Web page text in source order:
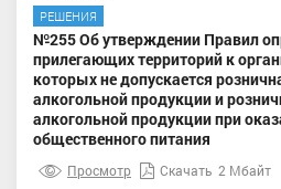
РЕШЕНИЯ
№255 Об утверждении Правил
прилегающих территорий к
которых не допускается
алкогольной продукции и
алкогольной продукции при
общественного питания
Просмотр Скачать 2 Мбайт